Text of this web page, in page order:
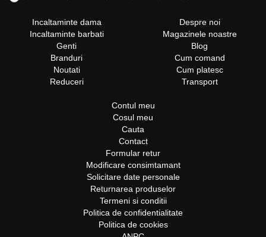
Incaltaminte dama
Incaltaminte barbati
Genti
Branduri
Noutati
Reduceri
Despre noi
Magazinele noastre
Blog
Cum comand
Cum platesc
Transport
Contul meu
Cosul meu
Cauta
Contact
Formular retur
Modificare consimtamant
Solicitare date personale
Returnarea produselor
Termeni si conditii
Politica de confidentialitate
Politica de cookies